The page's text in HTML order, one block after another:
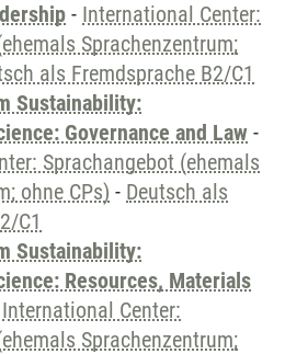
- International Center:
Sprachenzentrum;
als Fremdsprache B2/C1
Sustainability:
Governance and Law -
Sprachangebot (ehemals
ohne CPs) - Deutsch als
C1
Sustainability:
Resources, Materials
International Center:
Sprachenzentrum;